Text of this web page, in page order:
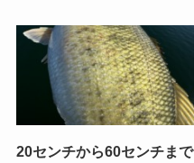
20センチから60センチまで